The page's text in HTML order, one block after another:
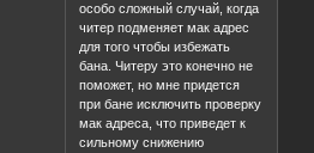
особо сложный случай, когда
читер подменяет мак адрес
для того чтобы избежать
бана. Читеру это конечно не
поможет, но мне придется
при бане исключить проверку
мак адреса, что приведет к
сильному снижению